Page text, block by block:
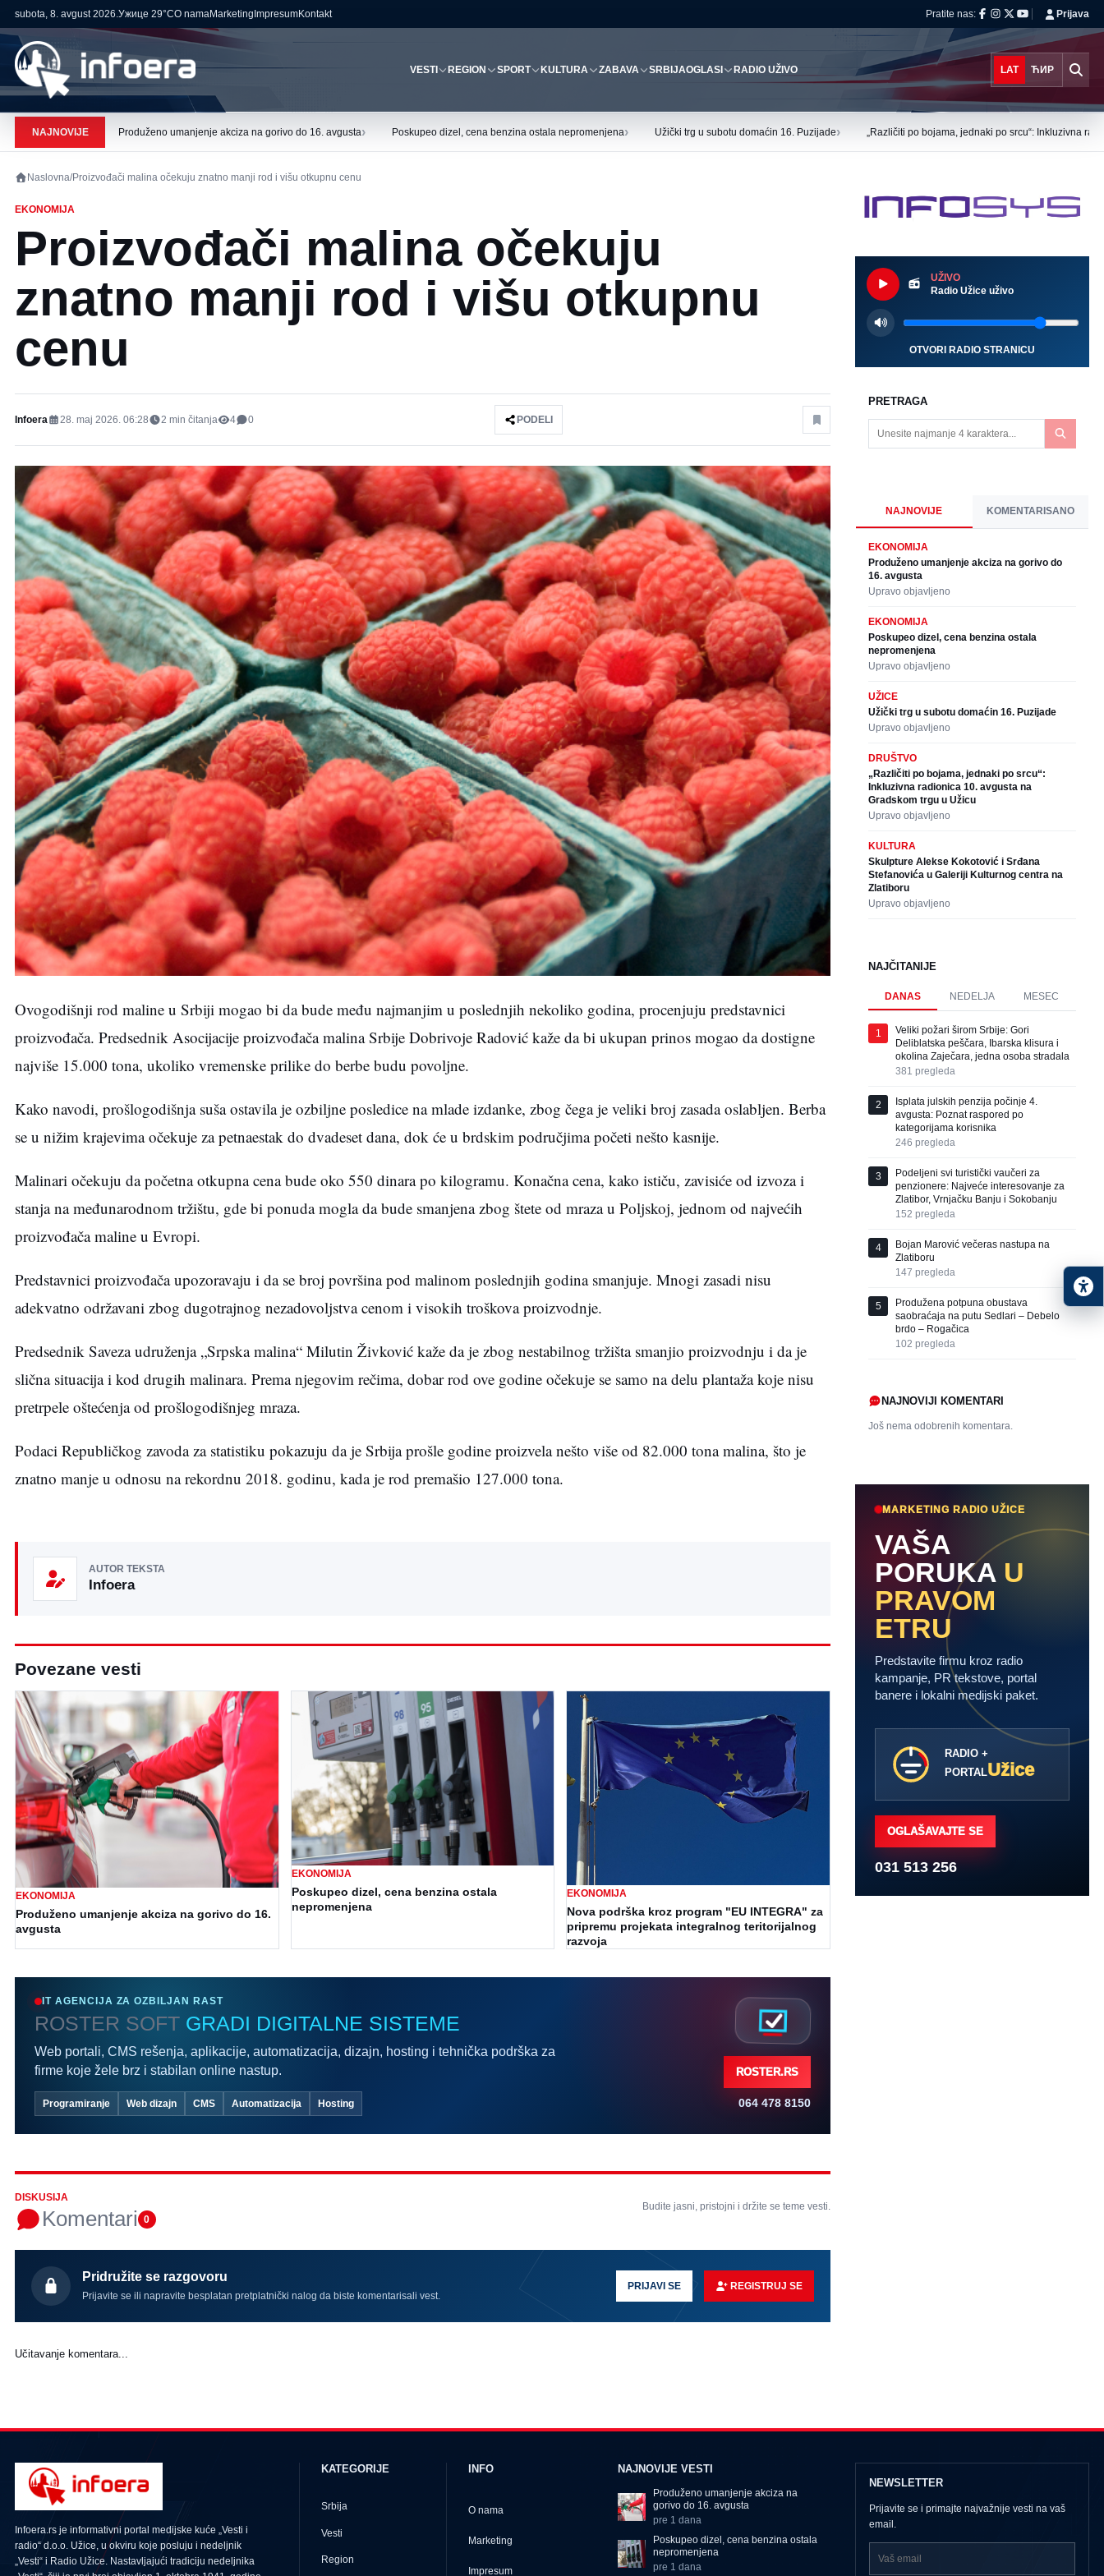
subota, 8. avgust 2026.Ужице 29°CO namaMarketing ImpresumKontakt Pratite nas: Prijava
VESTI REGION SPORT KULTURA ZABAVA SRBIJAOGLASI RADIO UŽIVO LAT ЋИР
NAJNOVIJE Produženo umanjenje akciza na gorivo do 16. avgusta› Poskupeo dizel, cena benzina ostala nepromenjena› Užički trg u subotu domaćin 16. Puzijade› „Različiti po bojama, jednaki po srcu“: Inkluzivna
Naslovna/Proizvođači malina očekuju znatno manji rod i višu otkupnu cenu
EKONOMIJA
Proizvođači malina očekuju
znatno manji rod i višu otkupnu
cenu
Infoera 28. maj 2026. 06:28 2 min čitanja 4 0 PODELI
Ovogodišnji rod maline u Srbiji mogao bi da bude među najmanjim u poslednjih nekoliko godina, procenjuju predstavnici
proizvođača. Predsednik Asocijacije proizvođača malina Srbije Dobrivoje Radović kaže da bi ukupan prinos mogao da dostigne
najviše 15.000 tona, ukoliko vremenske prilike do berbe budu povoljne.
Kako navodi, prošlogodišnja suša ostavila je ozbiljne posledice na mlade izdanke, zbog čega je veliki broj zasada oslabljen. Berba
se u nižim krajevima očekuje za petnaestak do dvadeset dana, dok će u brdskim područjima početi nešto kasnije.
Malinari očekuju da početna otkupna cena bude oko 550 dinara po kilogramu. Konačna cena, kako ističu, zavisiće od izvoza i
stanja na međunarodnom tržištu, gde bi ponuda mogla da bude smanjena zbog štete od mraza u Poljskoj, jednom od najvećih
proizvođača maline u Evropi.
Predstavnici proizvođača upozoravaju i da se broj površina pod malinom poslednjih godina smanjuje. Mnogi zasadi nisu
adekvatno održavani zbog dugotrajnog nezadovoljstva cenom i visokih troškova proizvodnje.
Predsednik Saveza udruženja „Srpska malina“ Milutin Živković kaže da je zbog nestabilnog tržišta smanjio proizvodnju i da je
slična situacija i kod drugih malinara. Prema njegovim rečima, dobar rod ove godine očekuje se samo na delu plantaža koje nisu
pretrpele oštećenja od prošlogodišnjeg mraza.
Podaci Republičkog zavoda za statistiku pokazuju da je Srbija prošle godine proizvela nešto više od 82.000 tona malina, što je
znatno manje u odnosu na rekordnu 2018. godinu, kada je rod premašio 127.000 tona.
AUTOR TEKSTA
Infoera
Povezane vesti
EKONOMIJA
Produženo umanjenje akciza na gorivo do 16.
avgusta
EKONOMIJA
Poskupeo dizel, cena benzina ostala
nepromenjena
EKONOMIJA
Nova podrška kroz program "EU INTEGRA" za
pripremu projekata integralnog teritorijalnog
razvoja
IT AGENCIJA ZA OZBILJAN RAST
ROSTER SOFT GRADI DIGITALNE SISTEME
Web portali, CMS rešenja, aplikacije, automatizacija, dizajn, hosting i tehnička podrška za
firme koje žele brz i stabilan online nastup.
Programiranje Web dizajn CMS Automatizacija Hosting
ROSTER.RS
064 478 8150
DISKUSIJA
Komentari 0
Budite jasni, pristojni i držite se teme vesti.
Pridružite se razgovoru
Prijavite se ili napravite besplatan pretplatnički nalog da biste komentarisali vest.
PRIJAVI SE REGISTRUJ SE
Učitavanje komentara...
UŽIVO
Radio Užice uživo
OTVORI RADIO STRANICU
PRETRAGA
NAJNOVIJE KOMENTARISANO
EKONOMIJA
Produženo umanjenje akciza na gorivo do
16. avgusta
Upravo objavljeno
EKONOMIJA
Poskupeo dizel, cena benzina ostala
nepromenjena
Upravo objavljeno
UŽICE
Užički trg u subotu domaćin 16. Puzijade
Upravo objavljeno
DRUŠTVO
„Različiti po bojama, jednaki po srcu“:
Inkluzivna radionica 10. avgusta na
Gradskom trgu u Užicu
Upravo objavljeno
KULTURA
Skulpture Alekse Kokotović i Srđana
Stefanovića u Galeriji Kulturnog centra na
Zlatiboru
Upravo objavljeno
NAJČITANIJE
DANAS NEDELJA MESEC
1
Veliki požari širom Srbije: Gori
Deliblatska peščara, Ibarska klisura i
okolina Zaječara, jedna osoba stradala
381 pregleda
2
Isplata julskih penzija počinje 4.
avgusta: Poznat raspored po
kategorijama korisnika
246 pregleda
3
Podeljeni svi turistički vaučeri za
penzionere: Najveće interesovanje za
Zlatibor, Vrnjačku Banju i Sokobanju
152 pregleda
4
Bojan Marović večeras nastupa na
Zlatiboru
147 pregleda
5
Produžena potpuna obustava
saobraćaja na putu Sedlari – Debelo
brdo – Rogačica
102 pregleda
NAJNOVIJI KOMENTARI
Još nema odobrenih komentara.
MARKETING RADIO UŽICE
VAŠA
PORUKA U
PRAVOM
ETRU
Predstavite firmu kroz radio
kampanje, PR tekstove, portal
banere i lokalni medijski paket.
RADIO +
PORTALUžice
OGLAŠAVAJTE SE
031 513 256
Infoera.rs je informativni portal medijske kuće „Vesti i
radio“ d.o.o. Užice, u okviru koje posluju i nedeljnik
„Vesti“ i Radio Užice. Nastavljajući tradiciju nedeljnika
KATEGORIJE
Srbija
Vesti
Region
INFO
O nama
Marketing
Impresum
NAJNOVIJE VESTI
Produženo umanjenje akciza na
gorivo do 16. avgusta
pre 1 dana
Poskupeo dizel, cena benzina ostala
nepromenjena
pre 1 dana
NEWSLETTER
Prijavite se i primajte najvažnije vesti na vaš
email.